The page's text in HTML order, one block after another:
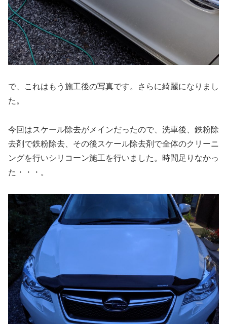
で、これはもう施工後の写真です。さらに綺麗になりまし
た。
今回はスケール除去がメインだったので、洗車後、鉄粉除
去剤で鉄粉除去、その後スケール除去剤で全体のクリーニ
ングを行いシリコーン施工を行いました。時間足りなかっ
た・・・。